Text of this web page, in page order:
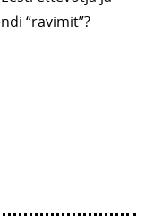
“ravimit”?